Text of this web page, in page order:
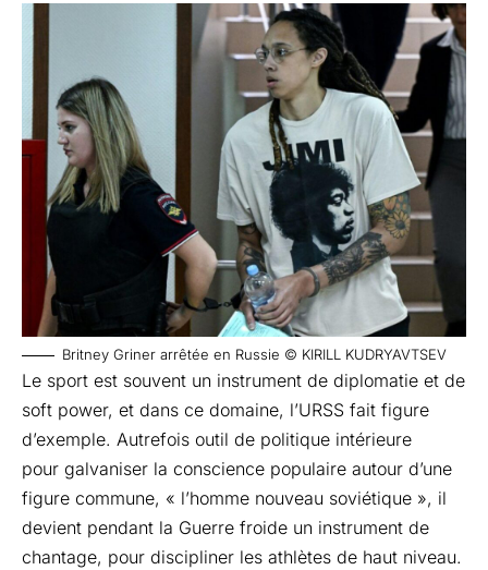
Britney Griner arrêtée en Russie © KIRILL KUDRYAVTSEV
Le sport est souvent un instrument de diplomatie et de
soft power, et dans ce domaine, l’URSS fait figure
d’exemple. Autrefois outil de politique intérieure
pour galvaniser la conscience populaire autour d’une
figure commune, « l’homme nouveau soviétique », il
devient pendant la Guerre froide un instrument de
chantage, pour discipliner les athlètes de haut niveau.